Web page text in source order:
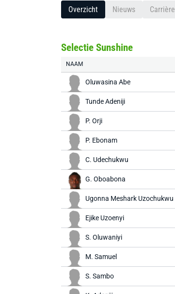
Overzicht Nieuws Carrière
Selectie Sunshine
NAAM
Oluwasina Abe
Tunde Adeniji
P. Orji
P. Ebonam
C. Udechukwu
G. Oboabona
Ugonna Meshark Uzochukwu
Ejike Uzoenyi
S. Oluwaniyi
M. Samuel
S. Sambo